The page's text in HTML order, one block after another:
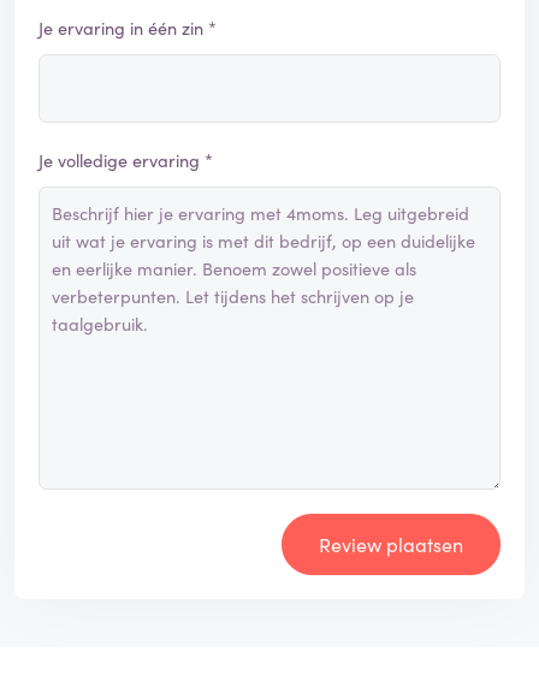
Je ervaring in één zin *
Je volledige ervaring *
Review plaatsen